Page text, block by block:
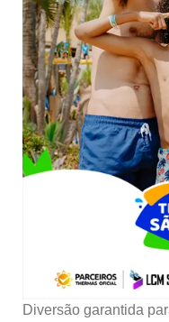
Diversão garantida